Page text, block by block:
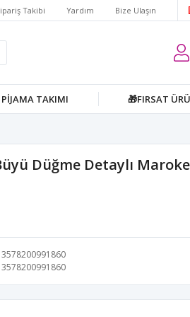
Takibi Yardım Bize Ulaşın
PİJAMA TAKIMI 🎁FIRSAT
Düğme Detaylı
3578200991860
3578200991860